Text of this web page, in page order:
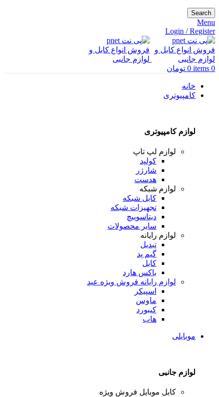
Search
Menu
Login / Register
0
items
0 تومان
خانه
کامپیوتری
لوازم کامپیوتری
لوازم لپ تاپ
کولپد
شارژر
هدست
لوازم شبکه
کابل شبکه
تجهیزات شبکه
دیتاسوییچ
سایر محصولات
لوازم رایانه
تبدیل
گیم پد
کابل
باکس هارد
لوازم رایانه فروش ویژه عید
اسپیکر
ماوس
کیبورد
هاب
موبایلی
لوازم جانبی
کابل موبایل فروش ویژه